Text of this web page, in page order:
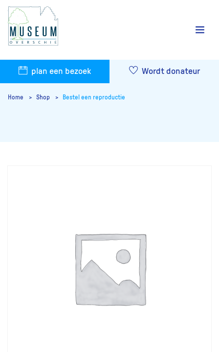
plan een bezoek Wordt donateur
Home Shop Bestel een reproductie